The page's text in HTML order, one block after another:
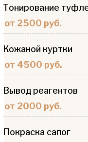
Тонирование
от 2500 руб.
Кожаной куртки
от 4500 руб.
Вывод реагентов
от 2000 руб.
Покраска сапог